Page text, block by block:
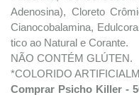
Adenosina), Cloreto
Cianocobalamina,
tico ao Natural e Corante.
NÃO CONTÉM GLÚTEN.
*COLORIDO
Comprar Psicho Killer -